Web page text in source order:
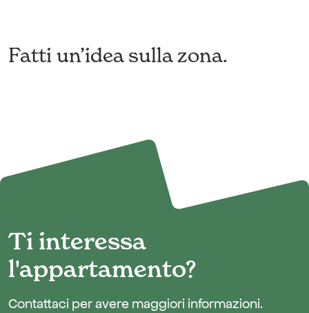
Fatti un’idea sulla zona.
Ti interessa
l'appartamento?
Contattaci per avere maggiori informazioni.